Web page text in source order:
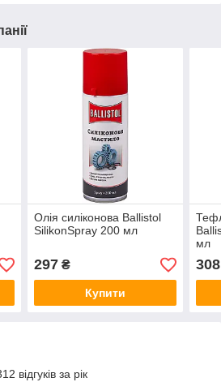
Олія силіконова Ballistol
SilikonSpray 200 мл
297₴
Купити
мл
308
відгуків за рік